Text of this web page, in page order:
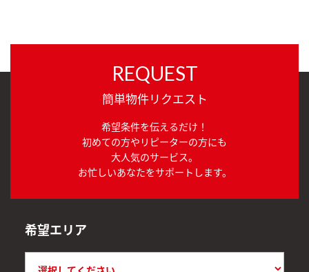
REQUEST
簡単物件リクエスト
希望条件を伝えるだけ！
初めての方やリピーターの方にも
大人気のサービス。
お忙しいあなたをサポートします。
希望エリア